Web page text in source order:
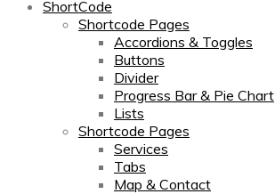
ShortCode
Shortcode Pages
Accordions & Toggles
Buttons
Divider
Progress Bar & Pie Chart
Lists
Shortcode Pages
Services
Tabs
Map & Contact